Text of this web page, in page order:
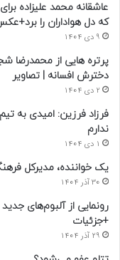
عاشقانه محمد علیزاده
که دل هواداران را
9 دی 1404
پرتره هایی از محمدرضا
دخترش افسانه | تصاویر
2 دی 1404
فرزاد فرزین: امیدی به
ندارم
1 دی 1404
یک خواننده، مدیرکل
30 آذر 1404
رونمایی از آلبوم‌های
+جزئیات
29 آذر 1404